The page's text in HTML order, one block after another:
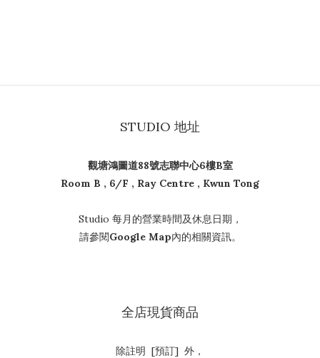
STUDIO 地址
觀塘鴻圖道88號志聯中心6樓B室
Room B , 6/F , Ray Centre , Kwun Tong
Studio 每月的營業時間及休息日期，
請參閱Google Map內的相關資訊。
全店現貨商品
除註明 [預訂] 外，